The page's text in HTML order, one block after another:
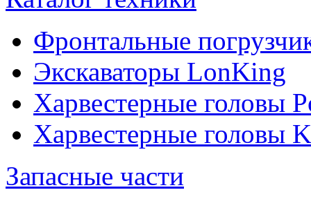
Фронтальные
Экскаваторы LonKing
Харвестерные головы
Харвестерные головы
Запасные части